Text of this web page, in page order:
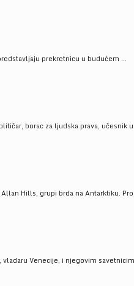
prekretnicu u budućem ...
borac za ljudska prava, učesnik
Hills, grupi brda na Antarktiku.
Venecije, i njegovim